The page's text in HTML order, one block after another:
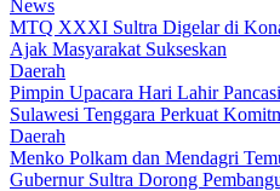
News
MTQ XXXI Sultra Digelar di
Ajak Masyarakat Sukseskan
Daerah
Pimpin Upacara Hari Lahir
Sulawesi Tenggara Perkuat
Daerah
Menko Polkam dan Mendagri
Gubernur Sultra Dorong